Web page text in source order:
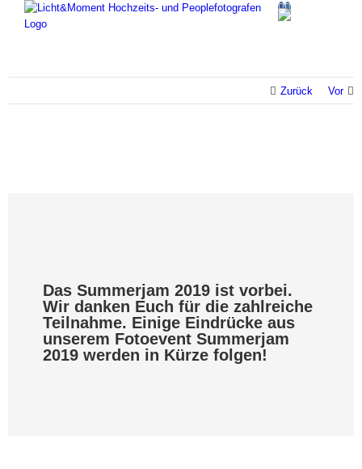
Facebook
Instagram
Zurück Vor
Das Summerjam 2019 ist vorbei.
Wir danken Euch für die zahlreiche
Teilnahme. Einige Eindrücke aus
unserem Fotoevent Summerjam
2019 werden in Kürze folgen!